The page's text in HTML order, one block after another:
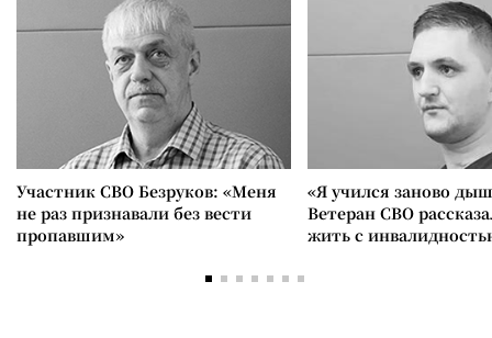
Участник СВО Безруков: «Меня
не раз признавали без вести
пропавшим»
«Я учился заново
Ветеран СВО
жить с